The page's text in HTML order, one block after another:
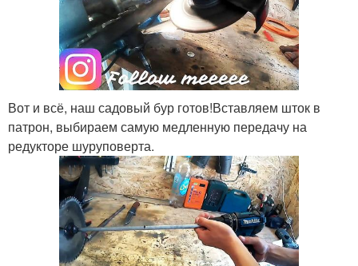
Вот и всё, наш садовый бур готов!Вставляем шток в
патрон, выбираем самую медленную передачу на
редукторе шуруповерта.